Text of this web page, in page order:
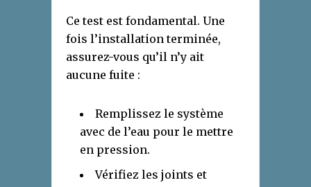
Ce test est fondamental. Une
fois l’installation terminée,
assurez-vous qu’il n’y ait
aucune fuite :
Remplissez le système
avec de l’eau pour le mettre
en pression.
Vérifiez les joints et